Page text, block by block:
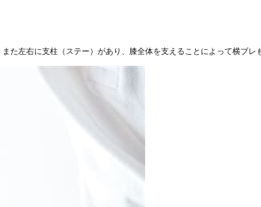
左右に支柱（ステー）があり、膝全体を支えることによって横ブレ